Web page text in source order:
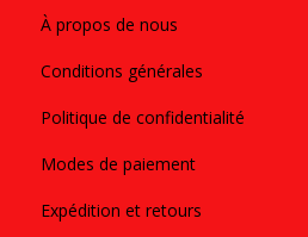
À propos de nous
Conditions générales
Politique de confidentialité
Modes de paiement
Expédition et retours